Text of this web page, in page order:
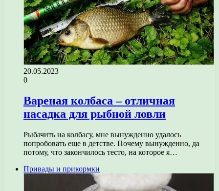
20.05.2023
0
Вареная колбаса – отличная
насадка для рыбной ловли
Рыбачить на колбасу, мне вынужденно удалось
попробовать еще в детстве. Почему вынужденно, да
потому, что закончилось тесто, на которое я…
Привады и прикормки